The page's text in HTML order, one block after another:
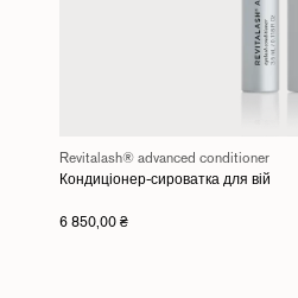
Revitalash® advanced conditioner
Кондиціонер-сироватка для вій
6 850,00 ₴